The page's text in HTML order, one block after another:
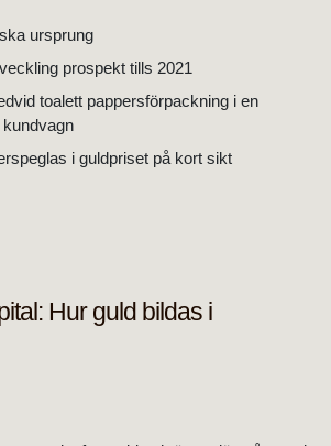
ursprung
prospekt tills 2021
toalett pappersförpackning i en
i guldpriset på kort sikt
Hur guld bildas i